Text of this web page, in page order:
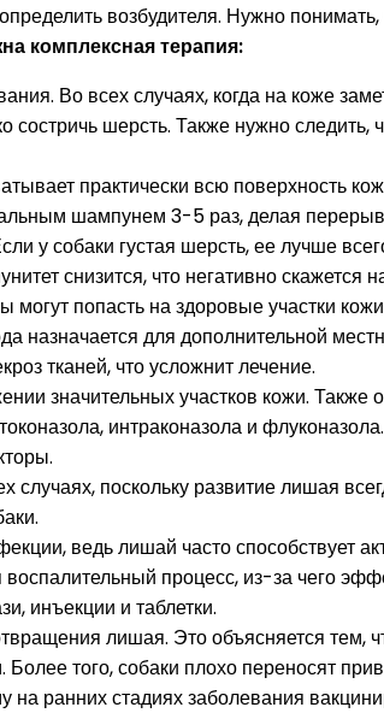
возбудителя. Нужно
комплексная терапия:
Во всех случаях, когда на коже
состричь шерсть. Также нужно
практически всю поверхность
шампунем 3-5 раз, делая
у собаки густая шерсть, ее лучше
снизится, что негативно
могут попасть на здоровые участки
назначается для дополнительной
тканей, что усложнит лечение.
значительных участков кожи.
интраконазола и
случаях, поскольку развитие лишая
ведь лишай часто способствует
процесс, из-за чего
инъекции и таблетки.
лишая. Это объясняется тем,
того, собаки плохо переносят
ранних стадиях заболевания